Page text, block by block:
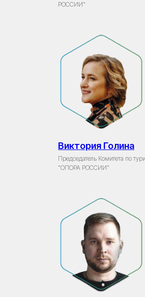
РОССИИ"
Виктория Голина
Председатель Комитета по
"ОПОРА РОССИИ"